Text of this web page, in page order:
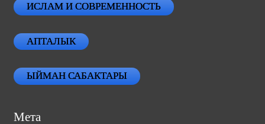
ИСЛАМ И СОВРЕМЕННОСТЬ
АПТАЛЫК
ЫЙМАН САБАКТАРЫ
Мета